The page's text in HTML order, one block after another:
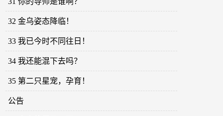
32 金乌姿态降临！
33 我已今时不同往日！
34 我还能混下去吗？
35 第二只星宠，孕育！
公告